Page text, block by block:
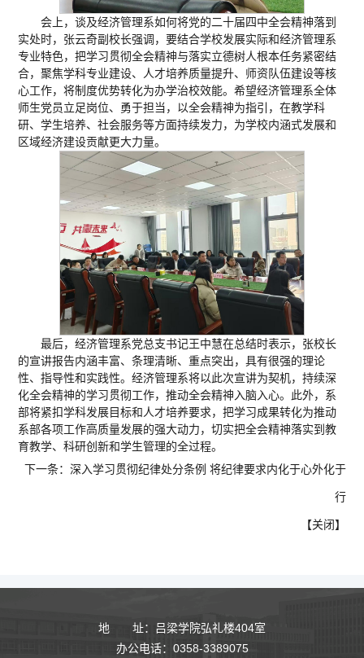
会上，谈及经济管理系如何将党的二十届四中全会精神落到
实处时，张云奇副校长强调，要结合学校发展实际和经济管理系
专业特色，把学习贯彻全会精神与落实立德树人根本任务紧密结
合，聚焦学科专业建设、人才培养质量提升、师资队伍建设等核
心工作，将制度优势转化为办学治校效能。希望经济管理系全体
师生党员立足岗位、勇于担当，以全会精神为指引，在教学科
研、学生培养、社会服务等方面持续发力，为学校内涵式发展和
区域经济建设贡献更大力量。
最后，经济管理系党总支书记王中慧在总结时表示，张校长
的宣讲报告内涵丰富、条理清晰、重点突出，具有很强的理论
性、指导性和实践性。经济管理系将以此次宣讲为契机，持续深
化全会精神的学习贯彻工作，推动全会精神入脑入心。此外，系
部将紧扣学科发展目标和人才培养要求，把学习成果转化为推动
系部各项工作高质量发展的强大动力，切实把全会精神落实到教
育教学、科研创新和学生管理的全过程。
下一条： 深入学习贯彻纪律处分条例 将纪律要求内化于心外化于
行
【关闭】
地 址：吕梁学院弘礼楼404室
办公电话：0358-3389075